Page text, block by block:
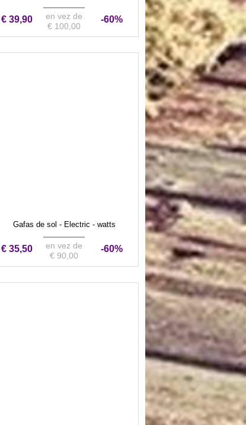
€ 39,90
en vez de
€ 100,00
-60%
Gafas de sol - Electric - watts
€ 35,50
en vez de
€ 90,00
-60%